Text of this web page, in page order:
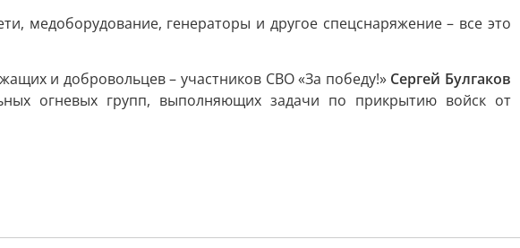
медоборудование, генераторы и другое спецснаряжение – все это
и добровольцев – участников СВО «За победу!» Сергей Булгаков
огневых групп, выполняющих задачи по прикрытию войск от